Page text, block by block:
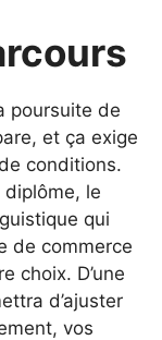
poursuite de
et ça exige
conditions.
diplôme, le
qui
de commerce
choix. D’une
d’ajuster
vos